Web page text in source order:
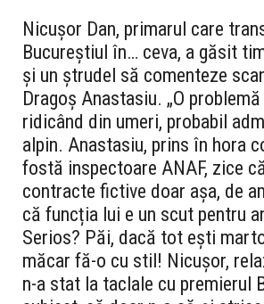
Nicușor Dan, primarul care
Bucureștiul în… ceva, a găsit
și un ștrudel să comenteze
Dragoș Anastasiu. „O
ridicând din umeri, probabil
alpin. Anastasiu, prins în hora
fostă inspectoare ANAF, zice
contracte fictive doar așa, de
că funcția lui e un scut pentru
Serios? Păi, dacă tot ești
măcar fă-o cu stil! Nicușor,
n-a stat la taclale cu premierul